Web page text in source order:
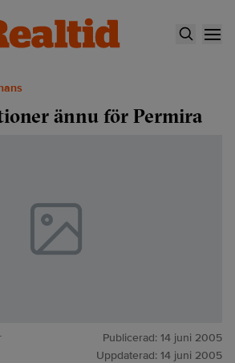
ännu för Permira
Publicerad: 14 juni 2005
Uppdaterad: 14 juni 2005